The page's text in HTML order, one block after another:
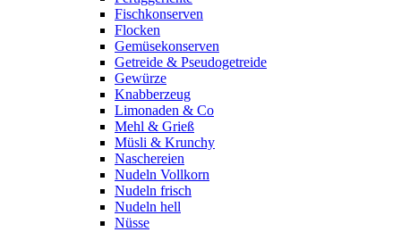
Fischkonserven
Flocken
Gemüsekonserven
Getreide & Pseudogetreide
Gewürze
Knabberzeug
Limonaden & Co
Mehl & Grieß
Müsli & Krunchy
Naschereien
Nudeln Vollkorn
Nudeln frisch
Nudeln hell
Nüsse